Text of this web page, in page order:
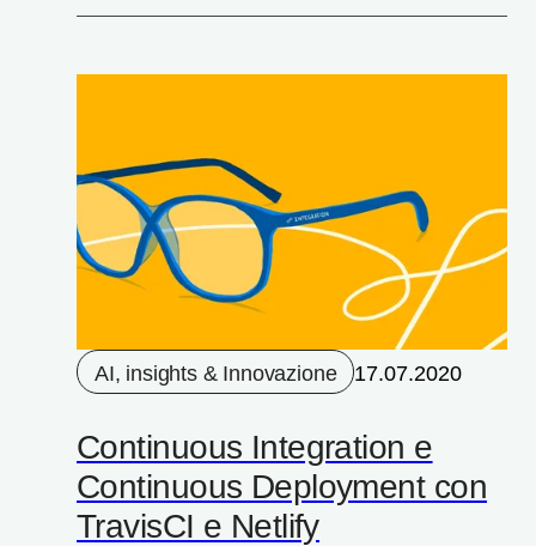
AI, insights & Innovazione 17.07.2020
Continuous Integration e
Continuous Deployment con
TravisCI e Netlify